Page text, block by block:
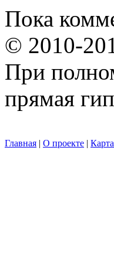
Пока
© 2010-
При
прямая
Главная | О проекте |